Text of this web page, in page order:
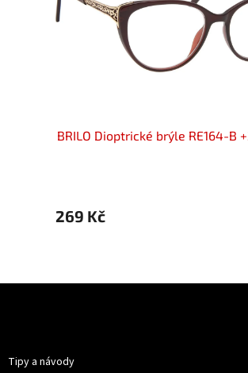
BRILO Dioptrické brýle RE164-B
269 Kč
Tipy a návody